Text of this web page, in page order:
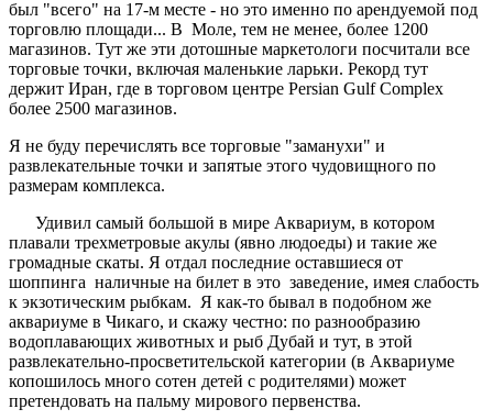
был "всего" на 17-м месте - но это именно по арендуемой под
торговлю площади... В Моле, тем не менее, более 1200
магазинов. Тут же эти дотошные маркетологи посчитали все
торговые точки, включая маленькие ларьки. Рекорд тут
держит Иран, где в торговом центре Persian Gulf Complex
более 2500 магазинов.
Я не буду перечислять все торговые "заманухи" и
развлекательные точки и запятые этого чудовищного по
размерам комплекса.
Удивил самый большой в мире Аквариум, в котором
плавали трехметровые акулы (явно людоеды) и такие же
громадные скаты. Я отдал последние оставшиеся от
шоппинга наличные на билет в это заведение, имея слабость
к экзотическим рыбкам. Я как-то бывал в подобном же
аквариуме в Чикаго, и скажу честно: по разнообразию
водоплавающих животных и рыб Дубай и тут, в этой
развлекательно-просветительской категории (в Аквариуме
копошилось много сотен детей с родителями) может
претендовать на пальму мирового первенства.